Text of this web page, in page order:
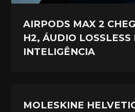
AIRPODS MAX 2
H2, ÁUDIO LOSSLESS
INTELIGÊNCIA
MOLESKINE